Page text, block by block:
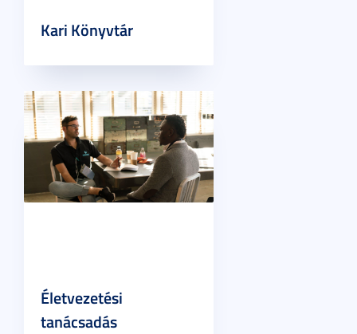
Kari Könyvtár
Életvezetési
tanácsadás